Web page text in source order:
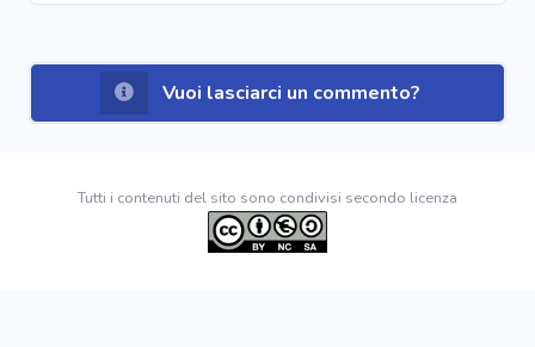
Vuoi lasciarci un commento?
Tutti i contenuti del sito sono condivisi secondo licenza